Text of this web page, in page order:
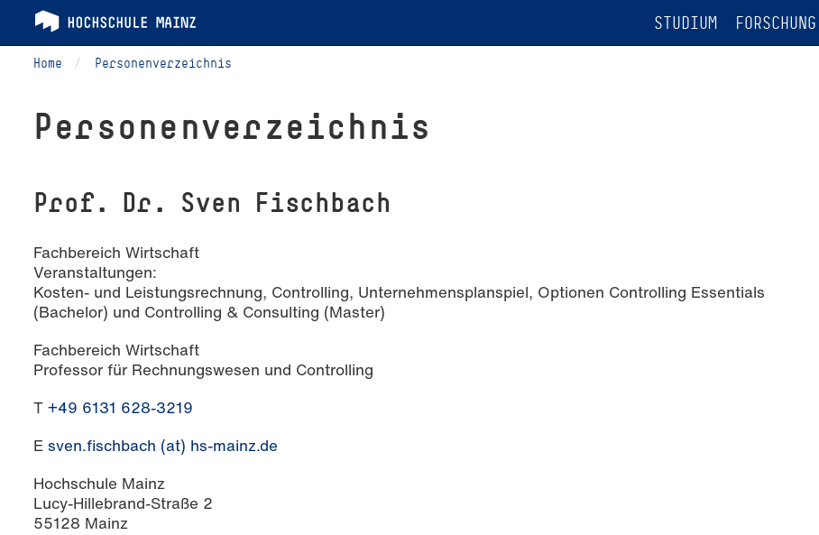
STUDIUM FORSCHUNG
Home Personenverzeichnis
Per­so­nen­ver­zeich­nis
Prof. Dr. Sven Fischbach
Fachbereich Wirtschaft
Veranstaltungen:
Kosten- und Leistungsrechnung, Controlling, Unternehmensplanspiel, Optionen Controlling Essentials
(Bachelor) und Controlling & Consulting (Master)
Fachbereich Wirtschaft
Professor für Rechnungswesen und Controlling
T +49 6131 628-3219
E sven.fischbach (at) hs-mainz.de
Hochschule Mainz
Lucy-Hillebrand-Straße 2
55128 Mainz